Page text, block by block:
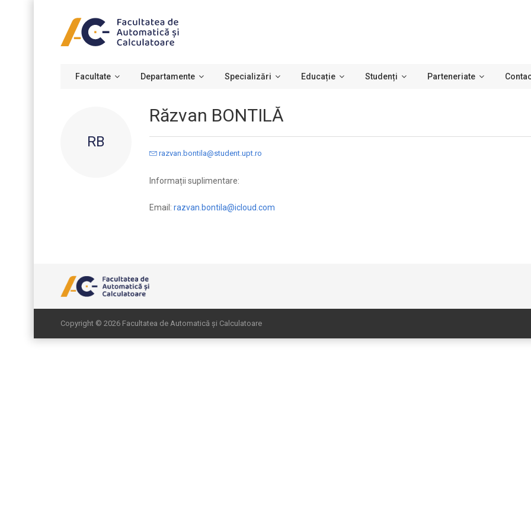
Facultate Departamente Specializări Educație Studenți Parteneriate
RB
Răzvan BONTILĂ
razvan.bontila@student.upt.ro
Informații suplimentare:
Email: razvan.bontila@icloud.com
Copyright © 2026 Facultatea de Automatică și Calculatoare